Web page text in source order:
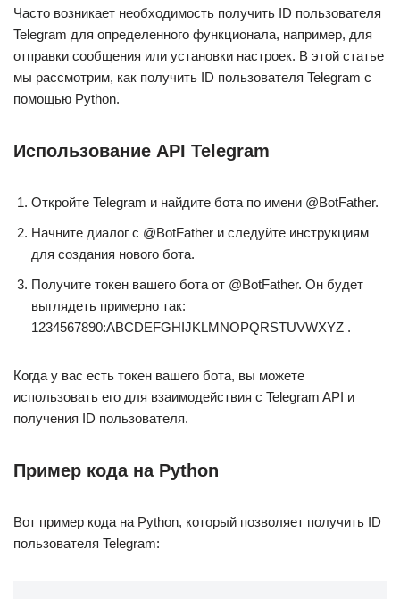
Часто возникает необходимость получить ID пользователя
Telegram для определенного функционала, например, для
отправки сообщения или установки настроек. В этой статье
мы рассмотрим, как получить ID пользователя Telegram с
помощью Python.
Использование API Telegram
Откройте Telegram и найдите бота по имени @BotFather.
Начните диалог с @BotFather и следуйте инструкциям
для создания нового бота.
Получите токен вашего бота от @BotFather. Он будет
выглядеть примерно так:
1234567890:ABCDEFGHIJKLMNOPQRSTUVWXYZ .
Когда у вас есть токен вашего бота, вы можете
использовать его для взаимодействия с Telegram API и
получения ID пользователя.
Пример кода на Python
Вот пример кода на Python, который позволяет получить ID
пользователя Telegram: